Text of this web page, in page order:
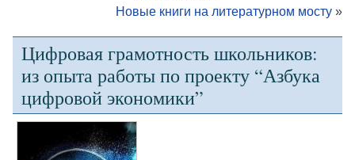
Новые книги на литературном мосту»
Цифровая грамотность школьников:
из опыта работы по проекту “Азбука
цифровой экономики”